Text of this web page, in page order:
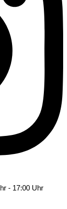
- 17:00 Uhr